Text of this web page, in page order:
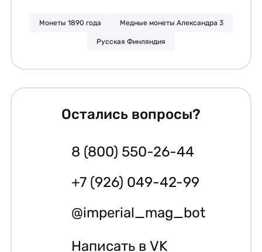
Монеты 1890 года Медные монеты Александра 3
Русская Финляндия
Остались вопросы?
8 (800) 550-26-44
+7 (926) 049-42-99
@imperial_mag_bot
Написать в VK